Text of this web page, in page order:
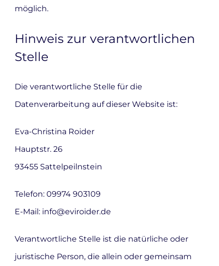
möglich.
Hinweis zur verantwortlichen
Stelle
Die verantwortliche Stelle für die
Datenverarbeitung auf dieser Website ist:
Eva-Christina Roider
Hauptstr. 26
93455 Sattelpeilnstein
Telefon: 09974 903109
E-Mail: info@eviroider.de
Verantwortliche Stelle ist die natürliche oder
juristische Person, die allein oder gemeinsam